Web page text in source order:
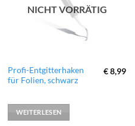
NICHT VORRÄTIG
Profi-Entgitterhaken
für Folien, schwarz
€8,99
WEITERLESEN